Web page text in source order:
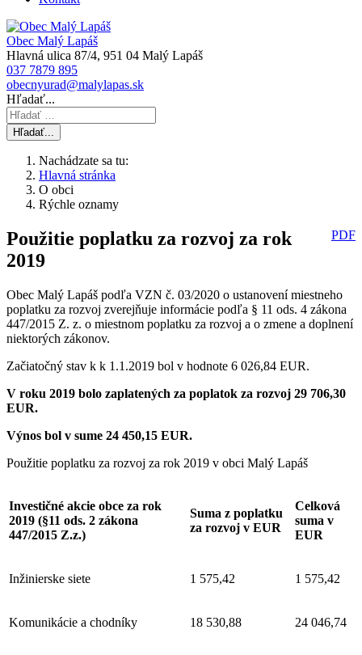
Obec Malý Lapáš
Hlavná ulica 87/4, 951 04 Malý Lapáš
037 7879 895
obecnyurad@malylapas.sk
Hľadať...
Hľadať...
Nachádzate sa tu:
Hlavná stránka
O obci
Rýchle oznamy
PDF
Použitie poplatku za rozvoj za rok
2019
Obec Malý Lapáš podľa VZN č. 03/2020 o ustanovení miestneho
poplatku za rozvoj zverejňuje informácie podľa § 11 ods. 4 zákona
447/2015 Z. z. o miestnom poplatku za rozvoj a o zmene a doplnení
niektorých zákonov.
Začiatočný stav k k 1.1.2019 bol v hodnote 6 026,84 EUR.
V roku 2019 bolo zaplatených za poplatok za rozvoj 29 706,30
EUR.
Výnos bol v sume 24 450,15 EUR.
Použitie poplatku za rozvoj za rok 2019 v obci Malý Lapáš
Investičné akcie obce za rok
2019 (§11 ods. 2 zákona
447/2015 Z.z.)
Suma z poplatku
za rozvoj v EUR
Celková
suma v
EUR
Inžinierske siete 1 575,42 1 575,42
Komunikácie a chodníky 18 530,88 24 046,74